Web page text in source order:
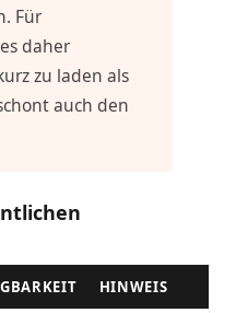
Für
daher
zu laden als
auch den
HINWEIS